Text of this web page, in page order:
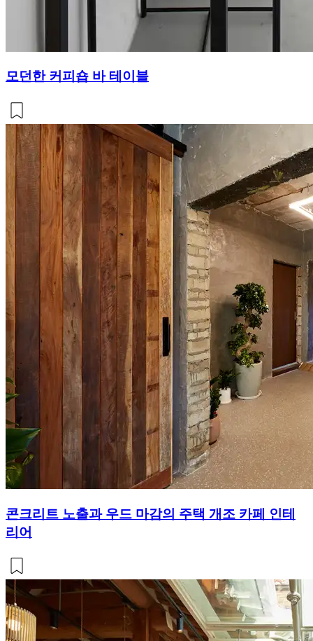
모던한 커피숍 바 테이블
콘크리트 노출과 우드 마감의 주택 개조 카페 인테
리어